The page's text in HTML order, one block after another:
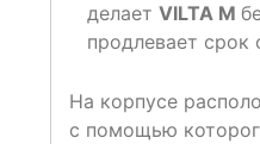
делает VILTA M
продлевает срок
На корпусе
с помощью